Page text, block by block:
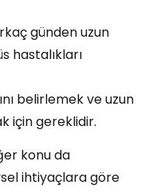
günden uzun
hastalıkları
belirlemek ve uzun
için gereklidir.
konu da
ihtiyaçlara göre